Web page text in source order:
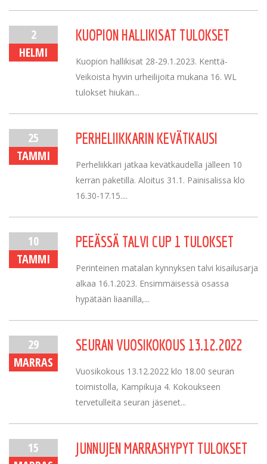
2
HELMI
KUOPION HALLIKISAT TULOKSET
Kuopion hallikisat 28-29.1.2023. Kenttä-
Veikoista hyvin urheilijoita mukana 16. WL
tulokset hiukan...
25
TAMMI
PERHELIIKKARIN KEVÄTKAUSI
Perheliikkari jatkaa kevätkaudella jälleen 10
kerran paketilla. Aloitus 31.1. Painisalissa klo
16.30-17.15....
10
TAMMI
PEEÄSSÄ TALVI CUP 1 TULOKSET
Perinteinen matalan kynnyksen talvi kisailusarja
alkaa 16.1.2023. Ensimmäisessä osassa
hypätään liaanilla,...
29
MARRAS
SEURAN VUOSIKOKOUS 13.12.2022
Vuosikokous 13.12.2022 klo 18.00 seuran
toimistolla, Kampikuja 4. Kokoukseen
tervetulleita seuran jäsenet...
15
JUNNUJEN MARRASHYPYT TULOKSET